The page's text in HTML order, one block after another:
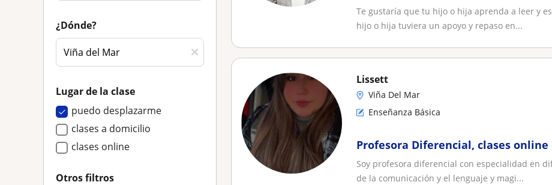
¿Dónde?
Lugar de la clase
puedo desplazarme
clases a domicilio
clases online
Otros filtros
Te gustaría que tu hijo o hija aprenda a leer y
hijo o hija tuviera un apoyo y repaso en...
Lissett
Viña Del Mar
Enseñanza Básica
Profesora Diferencial, clases online
Soy profesora diferencial con especialidad en
de la comunicación y el lenguaje y magi...